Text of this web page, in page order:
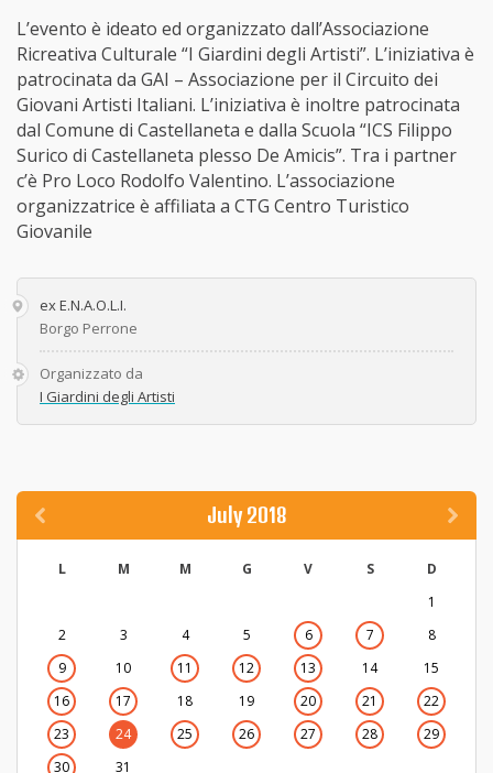
L’evento è ideato ed organizzato dall’Associazione
Ricreativa Culturale “I Giardini degli Artisti”. L’iniziativa è
patrocinata da GAI – Associazione per il Circuito dei
Giovani Artisti Italiani. L’iniziativa è inoltre patrocinata
dal Comune di Castellaneta e dalla Scuola “ICS Filippo
Surico di Castellaneta plesso De Amicis”. Tra i partner
c’è Pro Loco Rodolfo Valentino. L’associazione
organizzatrice è affiliata a CTG Centro Turistico
Giovanile
ex E.N.A.O.L.I.
Borgo Perrone
Organizzato da
I Giardini degli Artisti
July 2018
L M M G V S
D
1
2
3 4 5 6 7
8
9
10 11 12 13 14
15
16
17 18 19 20 21
22
23
24 25 26 27 28
29
30
31